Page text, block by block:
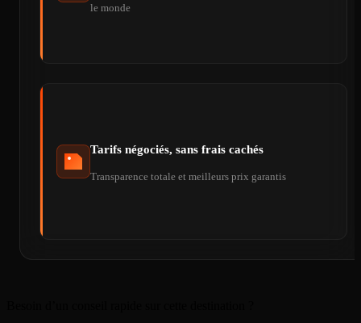
le monde
Tarifs négociés, sans frais cachés
Transparence totale et meilleurs prix garantis